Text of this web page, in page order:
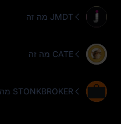
מה זה JMDT
מה זה CATE
מה זה STONKBROKER